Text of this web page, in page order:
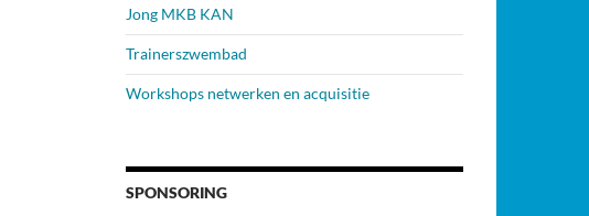
Jong MKB KAN
Trainerszwembad
Workshops netwerken en acquisitie
SPONSORING